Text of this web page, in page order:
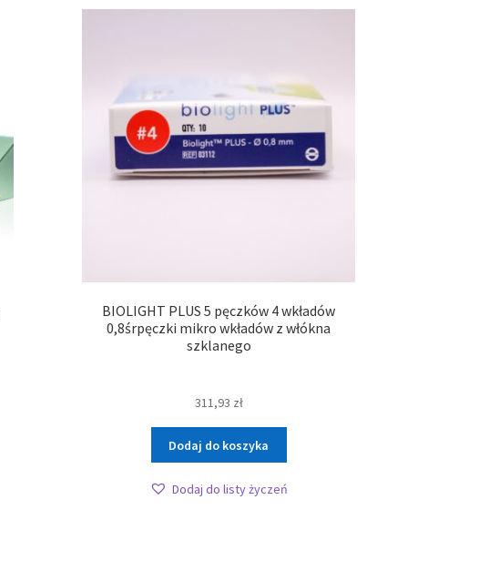
BIOLIGHT PLUS 5 pęczków 4 wkładów
0,8śrpęczki mikro wkładów z włókna
szklanego
311,93 zł
Dodaj do koszyka
Dodaj do listy życzeń